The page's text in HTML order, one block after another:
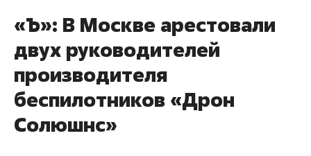
«Ъ»: В Москве арестовали
двух руководителей
производителя
беспилотников «Дрон
Солюшнс»